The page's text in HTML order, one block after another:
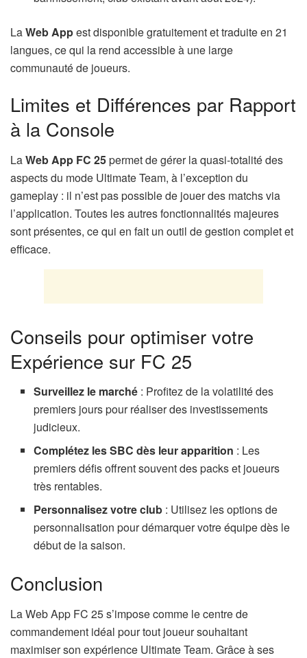
LaWeb Appest disponible gratuitement et traduite en 21
langues, ce qui la rend accessible à une large
communauté de joueurs.
Limites et Différences par Rapport
à la Console
LaWeb App FC 25permet de gérer la quasi-totalité des
aspects du mode Ultimate Team, à l’exception du
gameplay : il n’est pas possible de jouer des matchs via
l’application. Toutes les autres fonctionnalités majeures
sont présentes, ce qui en fait un outil de gestion complet et
efficace.
Conseils pour optimiser votre
Expérience sur FC 25
Surveillez le marché : Profitez de la volatilité des
premiers jours pour réaliser des investissements
judicieux.
Complétez les SBC dès leur apparition : Les
premiers défis offrent souvent des packs et joueurs
très rentables.
Personnalisez votre club : Utilisez les options de
personnalisation pour démarquer votre équipe dès le
début de la saison.
Conclusion
La Web App FC 25 s’impose comme le centre de
commandement idéal pour tout joueur souhaitant
maximiser son expérience Ultimate Team. Grâce à ses